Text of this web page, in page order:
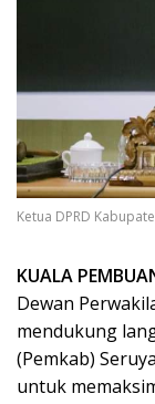
Ketua DPRD
KUALA
Dewan
mendukung
(Pemkab)
untuk